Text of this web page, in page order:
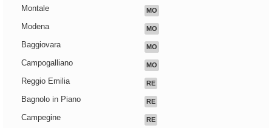
Montale MO
Modena MO
Baggiovara MO
Campogalliano MO
Reggio Emilia RE
Bagnolo in Piano RE
Campegine RE